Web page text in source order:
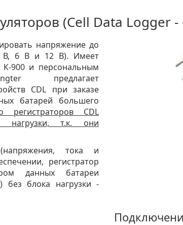
(Cell Data Logger -
напряжение до
В, 6 В и 12 В). Имеет
900 и персональным
предлагает
CDL при заказе
батарей большего
регистраторов CDL
нагрузки, т.к. они
тока и
регистратор
данных батареи
без блока нагрузки -